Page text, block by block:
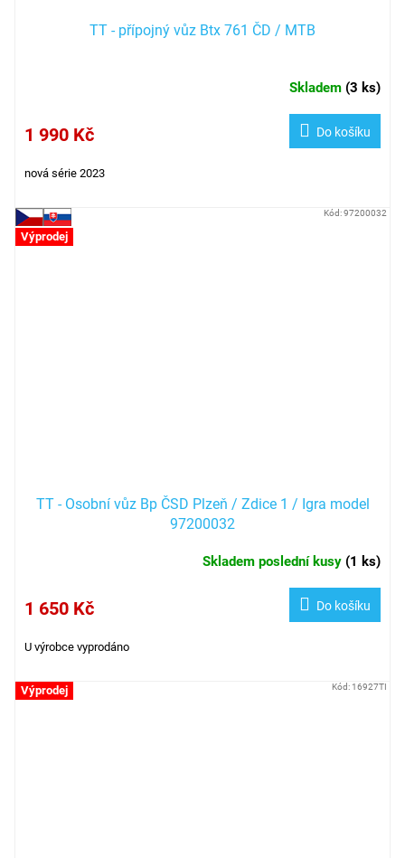
TT - přípojný vůz Btx 761 ČD / MTB
Skladem (3 ks)
1 990 Kč Do košíku
nová série 2023
Výprodej
TT - Osobní vůz Bp ČSD Plzeň / Zdice 1 / Igra model
97200032
Skladem poslední kusy (1 ks)
1 650 Kč Do košíku
U výrobce vyprodáno
Kód:97200032
Výprodej Kód: 16927TI